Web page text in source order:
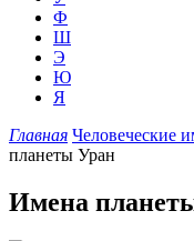
Ф
Ш
Э
Ю
Я
Главная Человеческие
планеты Уран
Имена